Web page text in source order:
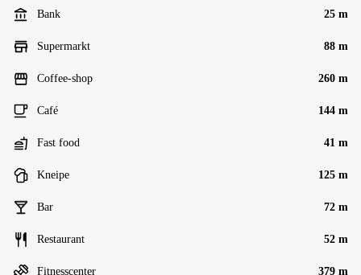
Bank 25 m
Supermarkt 88 m
Coffee-shop 260 m
Café 144 m
Fast food 41 m
Kneipe 125 m
Bar 72 m
Restaurant 52 m
Fitnesscenter 379 m